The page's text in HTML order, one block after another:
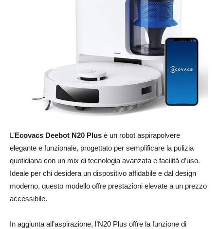
L’Ecovacs Deebot N20 Plus è un robot aspirapolvere
elegante e funzionale, progettato per semplificare la pulizia
quotidiana con un mix di tecnologia avanzata e facilità d’uso.
Ideale per chi desidera un dispositivo affidabile e dal design
moderno, questo modello offre prestazioni elevate a un prezzo
accessibile.
In aggiunta all’aspirazione, l’N20 Plus offre la funzione di